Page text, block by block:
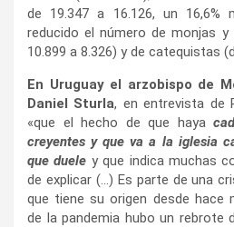
de 19.347 a 16.126, un 16,6%
reducido el número de monjas y
10.899 a 8.326) y de catequistas
En Uruguay el arzobispo de
Daniel Sturla, en entrevista de
«que el hecho de que haya
creyentes y que va a la iglesia
que duele y que indica muchas
de explicar (…) Es parte de una
que tiene su origen desde hace
de la pandemia hubo un rebrote